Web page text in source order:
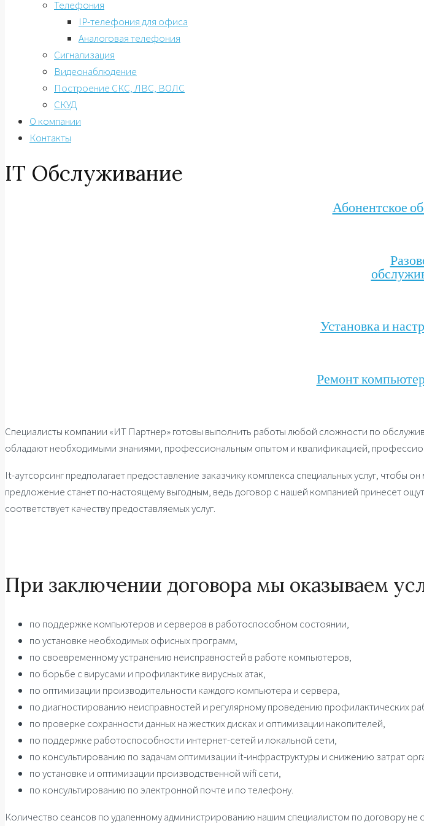
Телефония
IP-телефония для офиса
Аналоговая телефония
Сигнализация
Видеонаблюдение
Построение СКС, ЛВС, ВОЛС
СКУД
О компании
Контакты
IT Обслуживание
Абонентское
Установка и
Ремонт
Специалисты компании «ИТ Партнер» готовы выполнить работы любой сложности по
обладают необходимыми знаниями, профессиональным опытом и квалификацией,
It-аутсорсинг предполагает предоставление заказчику комплекса специальных услуг, чтобы
предложение станет по-настоящему выгодным, ведь договор с нашей компанией принесет
соответствует качеству предоставляемых услуг.
При заключении договора мы оказываем
по поддержке компьютеров и серверов в работоспособном состоянии,
по установке необходимых офисных программ,
по своевременному устранению неисправностей в работе компьютеров,
по борьбе с вирусами и профилактике вирусных атак,
по оптимизации производительности каждого компьютера и сервера,
по диагностированию неисправностей и регулярному проведению профилактических
по проверке сохранности данных на жестких дисках и оптимизации накопителей,
по поддержке работоспособности интернет-сетей и локальной сети,
по консультированию по задачам оптимизации it-инфраструктуры и снижению затрат
по установке и оптимизации производственной wifi сети,
по консультированию по электронной почте и по телефону.
Количество сеансов по удаленному администрированию нашим специалистом по договору не